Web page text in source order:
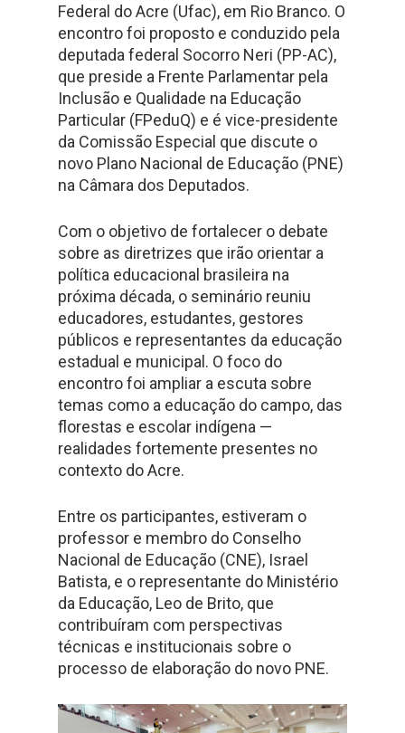
Federal do Acre (Ufac), em Rio Branco. O
encontro foi proposto e conduzido pela
deputada federal Socorro Neri (PP-AC),
que preside a Frente Parlamentar pela
Inclusão e Qualidade na Educação
Particular (FPeduQ) e é vice-presidente
da Comissão Especial que discute o
novo Plano Nacional de Educação (PNE)
na Câmara dos Deputados.
Com o objetivo de fortalecer o debate
sobre as diretrizes que irão orientar a
política educacional brasileira na
próxima década, o seminário reuniu
educadores, estudantes, gestores
públicos e representantes da educação
estadual e municipal. O foco do
encontro foi ampliar a escuta sobre
temas como a educação do campo, das
florestas e escolar indígena —
realidades fortemente presentes no
contexto do Acre.
Entre os participantes, estiveram o
professor e membro do Conselho
Nacional de Educação (CNE), Israel
Batista, e o representante do Ministério
da Educação, Leo de Brito, que
contribuíram com perspectivas
técnicas e institucionais sobre o
processo de elaboração do novo PNE.